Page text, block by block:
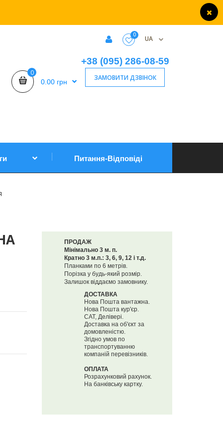
0 UA
0
0.00 грн
+38 (095) 286-08-59
ЗАМОВИТИ ДЗВІНОК
Питання-Відповіді
ПРОДАЖ
Мінімально 3 м. п.
Кратно 3 м.п.: 3, 6, 9, 12 і т.д.
Планками по 6 метрів.
Порізка у будь-який розмір.
Залишок віддаємо замовнику.
ДОСТАВКА
Нова Пошта вантажна.
Нова Пошта кур'єр.
САТ, Делівері.
Доставка на об'єкт за
домовленістю.
Згідно умов по
транспортуванню
компаній перевізників.
ОПЛАТА
Розрахунковий рахунок.
На банківську картку.